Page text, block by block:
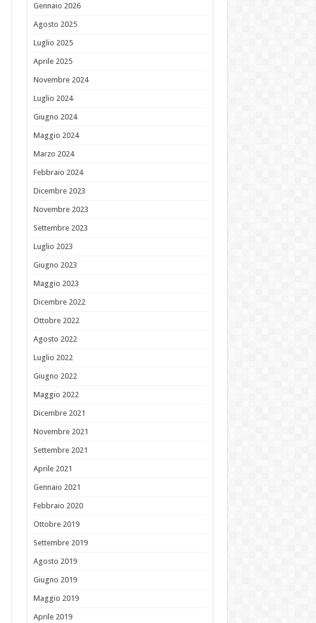
Gennaio 2026
Agosto 2025
Luglio 2025
Aprile 2025
Novembre 2024
Luglio 2024
Giugno 2024
Maggio 2024
Marzo 2024
Febbraio 2024
Dicembre 2023
Novembre 2023
Settembre 2023
Luglio 2023
Giugno 2023
Maggio 2023
Dicembre 2022
Ottobre 2022
Agosto 2022
Luglio 2022
Giugno 2022
Maggio 2022
Dicembre 2021
Novembre 2021
Settembre 2021
Aprile 2021
Gennaio 2021
Febbraio 2020
Ottobre 2019
Settembre 2019
Agosto 2019
Giugno 2019
Maggio 2019
Aprile 2019